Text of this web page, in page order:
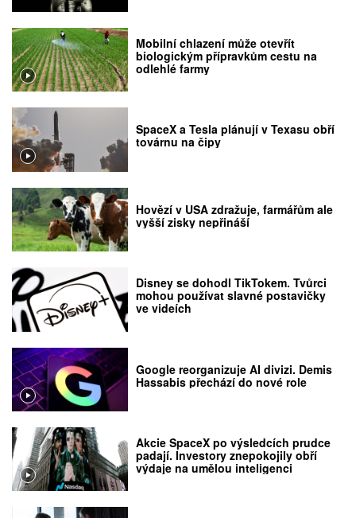
Mobilní chlazení může otevřít
biologickým přípravkům cestu na
odlehlé farmy
SpaceX a Tesla plánují v Texasu obří
továrnu na čipy
Hovězí v USA zdražuje, farmářům ale
vyšší zisky nepřináší
Disney se dohodl TikTokem. Tvůrci
mohou používat slavné postavičky
ve videích
Google reorganizuje AI divizi. Demis
Hassabis přechází do nové role
Akcie SpaceX po výsledcích prudce
padají. Investory znepokojily obří
výdaje na umělou inteligenci